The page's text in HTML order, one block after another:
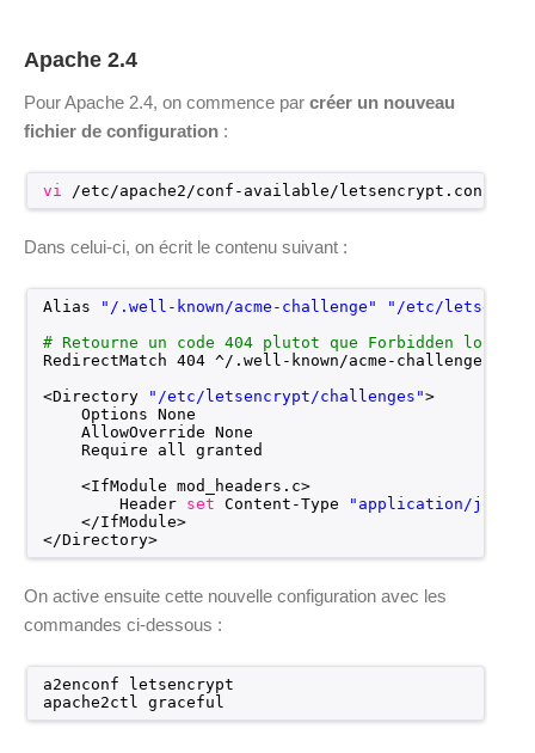
Apache 2.4
Pour Apache 2.4, on commence par créer un nouveau
fichier de configuration :
vi /etc/apache2/conf-available/letsencrypt .conf
Dans celui-ci, on écrit le contenu suivant :
Alias "/.well-known/acme-challenge"
"/etc/
# Retourne un code 404 plutot que Forbidden
RedirectMatch 404 ^/.well-known/acme-challenge
<Directory
"/etc/letsencrypt/challenges">
Options None
AllowOverride None
Require all granted
<IfModule mod_headers.c>
Header set Content-Type
"application/
</IfModule>
</Directory>
On active ensuite cette nouvelle configuration avec les
commandes ci-dessous :
a2enconf letsencrypt
apache2ctl graceful